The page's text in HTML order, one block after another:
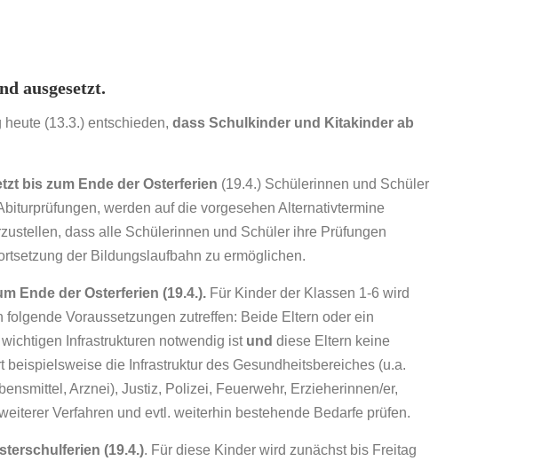
ausgesetzt.
(13.3.) entschieden, dass Schulkinder und Kitakinder ab
bis zum Ende der Osterferien (19.4.) Schülerinnen und Schüler
werden auf die vorgesehen Alternativtermine
dass alle Schülerinnen und Schüler ihre Prüfungen
der Bildungslaufbahn zu ermöglichen.
Ende der Osterferien (19.4.). Für Kinder der Klassen 1-6 wird
Voraussetzungen zutreffen: Beide Eltern oder ein
Infrastrukturen notwendig istund diese Eltern keine
die Infrastruktur des Gesundheitsbereiches (u.a.
Arznei), Justiz, Polizei, Feuerwehr, Erzieherinnen/er,
Verfahren und evtl. weiterhin bestehende Bedarfe prüfen.
(19.4.). Für diese Kinder wird zunächst bis Freitag